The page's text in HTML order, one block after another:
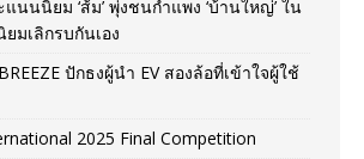
แนนนิยม ‘ส้ม’ พุ่งชนกำแพง ‘บ้านใหญ่’ ใน
มเลิกรบกันเอง
ปักธงผู้นำ EV สองล้อที่เข้าใจผู้ใช้
2025 Final Competition